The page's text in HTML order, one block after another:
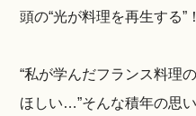
頭の“光が料理を再生する”！
“私が学んだフランス料理
ほしい…”そんな積年の思